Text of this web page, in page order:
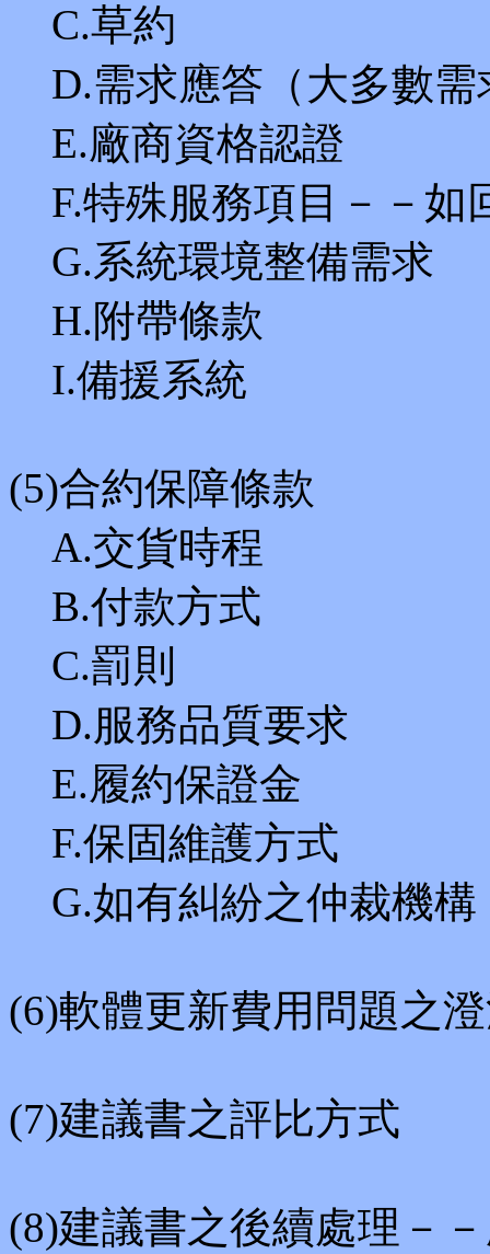
C.草約
D.需求應答（大多數需
E.廠商資格認證
F.特殊服務項目－－
G.系統環境整備需求
H.附帶條款
I.備援系統
(5)合約保障條款
A.交貨時程
B.付款方式
C.罰則
D.服務品質要求
E.履約保證金
F.保固維護方式
G.如有糾紛之仲裁機構
(6)軟體更新費用問題之
(7)建議書之評比方式
(8)建議書之後續處理－